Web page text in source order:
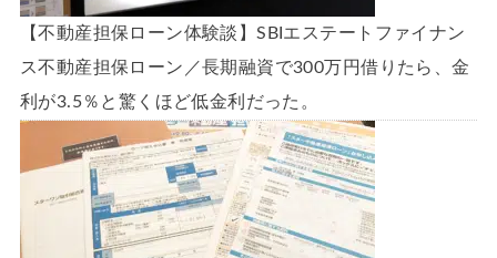
【不動産担保ローン体験談】SBIエステートファイナン
ス不動産担保ローン／長期融資で300万円借りたら、金
利が3.5％と驚くほど低金利だった。